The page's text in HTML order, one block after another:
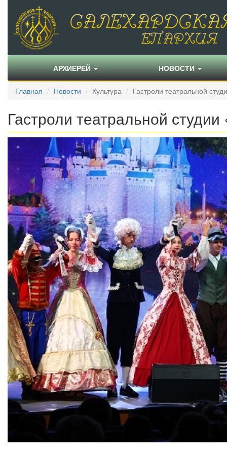
АРХИЕРЕЙ НОВОСТИ
Главная Новости Культура Гастроли театральной
Гастроли театральной